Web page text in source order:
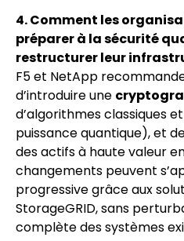
4. Comment les
préparer à la sécurité
restructurer leur
F5 et NetApp
d’introduire une
d’algorithmes classiques
puissance quantique), et
des actifs à haute valeur
changements peuvent
progressive grâce aux
StorageGRID, sans
complète des systèmes